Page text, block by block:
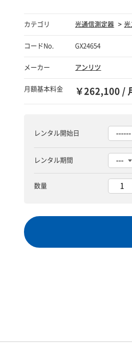
カテゴリ 光通信測定器 光
コードNo. GX24654
メーカー アンリツ
月額基本料金 ￥262,100 /
レンタル開始日
レンタル期間
数量